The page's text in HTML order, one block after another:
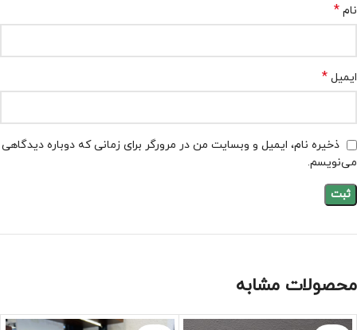
نام *
ایمیل *
ذخیره نام، ایمیل و وبسایت من در مرورگر برای زمانی که دوباره دیدگاهی
می‌نویسم.
محصولات مشابه